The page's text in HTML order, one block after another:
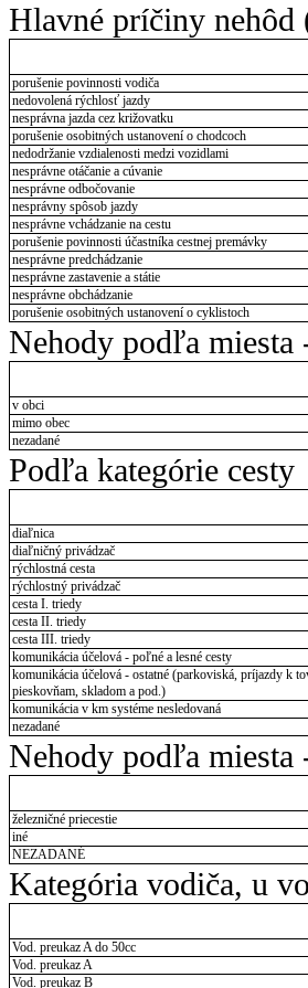
Hlavné príčiny
porušenie povinnosti vodiča
nedovolená rýchlosť jazdy
nesprávna jazda cez križovatku
porušenie osobitných ustanovení o chodcoch
nedodržanie vzdialenosti medzi vozidlami
nesprávne otáčanie a cúvanie
nesprávne odbočovanie
nesprávny spôsob jazdy
nesprávne vchádzanie na cestu
porušenie povinnosti účastníka cestnej premávky
nesprávne predchádzanie
nesprávne zastavenie a státie
nesprávne obchádzanie
porušenie osobitných ustanovení o cyklistoch
Nehody podľa miesta
v obci
mimo obec
nezadané
Podľa kategórie cesty
diaľnica
diaľničný privádzač
rýchlostná cesta
rýchlostný privádzač
cesta I. triedy
cesta II. triedy
cesta III. triedy
komunikácia účelová - poľné a lesné cesty
komunikácia účelová - ostatné (parkoviská, príjazdy k
pieskovňam, skladom a pod.)
komunikácia v km systéme nesledovaná
nezadané
Nehody podľa
železničné priecestie
iné
NEZADANÉ
Kategória vodiča, u
Vod. preukaz A do 50cc
Vod. preukaz A
Vod. preukaz B